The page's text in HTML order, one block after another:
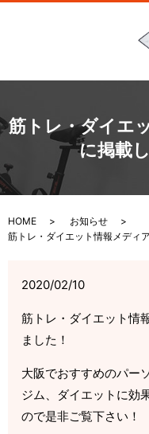
筋トレ・ダイエ
に掲載
HOME
お知らせ
筋トレ・ダイエット情報メディ
2020/02/10
筋トレ・ダイエット情
ました！
大阪でおすすめのパー
ジム、ダイエットに効
ので是非ご覧